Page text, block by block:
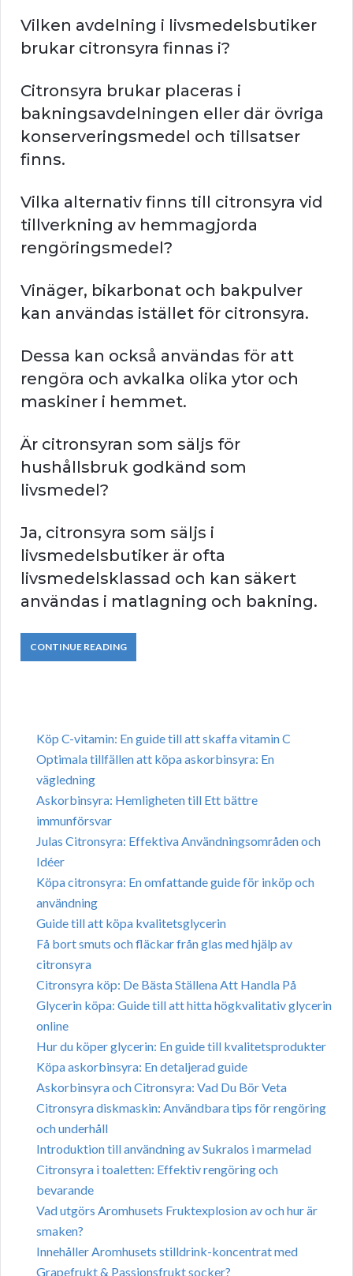
Vilken avdelning i livsmedelsbutiker
brukar citronsyra finnas i?
Citronsyra brukar placeras i
bakningsavdelningen eller där övriga
konserveringsmedel och tillsatser
finns.
Vilka alternativ finns till citronsyra vid
tillverkning av hemmagjorda
rengöringsmedel?
Vinäger, bikarbonat och bakpulver
kan användas istället för citronsyra.
Dessa kan också användas för att
rengöra och avkalka olika ytor och
maskiner i hemmet.
Är citronsyran som säljs för
hushållsbruk godkänd som
livsmedel?
Ja, citronsyra som säljs i
livsmedelsbutiker är ofta
livsmedelsklassad och kan säkert
användas i matlagning och bakning.
CONTINUE READING
Köp C-vitamin: En guide till att skaffa vitamin C
Optimala tillfällen att köpa askorbinsyra: En
vägledning
Askorbinsyra: Hemligheten till Ett bättre
immunförsvar
Julas Citronsyra: Effektiva Användningsområden och
Idéer
Köpa citronsyra: En omfattande guide för inköp och
användning
Guide till att köpa kvalitetsglycerin
Få bort smuts och fläckar från glas med hjälp av
citronsyra
Citronsyra köp: De Bästa Ställena Att Handla På
Glycerin köpa: Guide till att hitta högkvalitativ glycerin
online
Hur du köper glycerin: En guide till kvalitetsprodukter
Köpa askorbinsyra: En detaljerad guide
Askorbinsyra och Citronsyra: Vad Du Bör Veta
Citronsyra diskmaskin: Användbara tips för rengöring
och underhåll
Introduktion till användning av Sukralos i marmelad
Citronsyra i toaletten: Effektiv rengöring och
bevarande
Vad utgörs Aromhusets Fruktexplosion av och hur är
smaken?
Innehåller Aromhusets stilldrink-koncentrat med
Grapefrukt & Passionsfrukt socker?